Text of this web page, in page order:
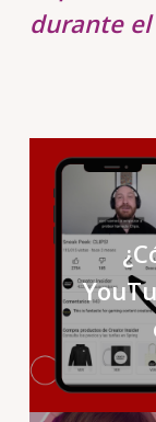
durante el